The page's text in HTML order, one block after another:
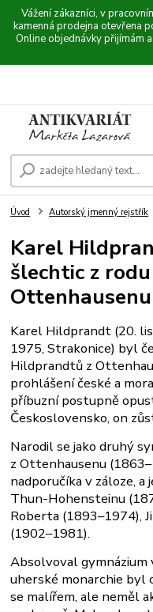
Vážení zákazníci, v
kamenná prodejna otevřena
Online objednávky přijímám
Úvod Autorský jmenný rejstřík
Karel
šlechtic z
Karel Hildprandt (20.
1975, Strakonice) byl
Hildprandtů z
prohlášení české a
příbuzní postupně
Československo, on
Narodil se jako druhý
z Ottenhausenu
nadporučíka v záloze, a
Thun-Hohensteinu
Roberta (1893–1974),
(1902–1981).
Absolvoval gymnázium
uherské monarchie byl
se malířem, ale neměl